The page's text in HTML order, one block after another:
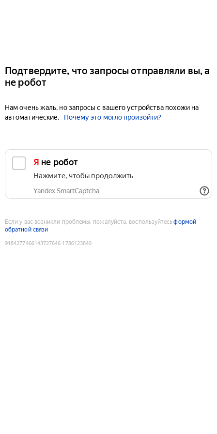
Подтвердите, что запросы отправляли вы, а
не робот
Нам очень жаль, но запросы с вашего устройства похожи на
автоматические.
Почему это могло произойти?
Я не робот
Нажмите, чтобы продолжить
Yandex SmartCaptcha
Если у вас возникли проблемы, пожалуйста, воспользуйтесьформой
обратной связи
9184277466143727646:1786123840